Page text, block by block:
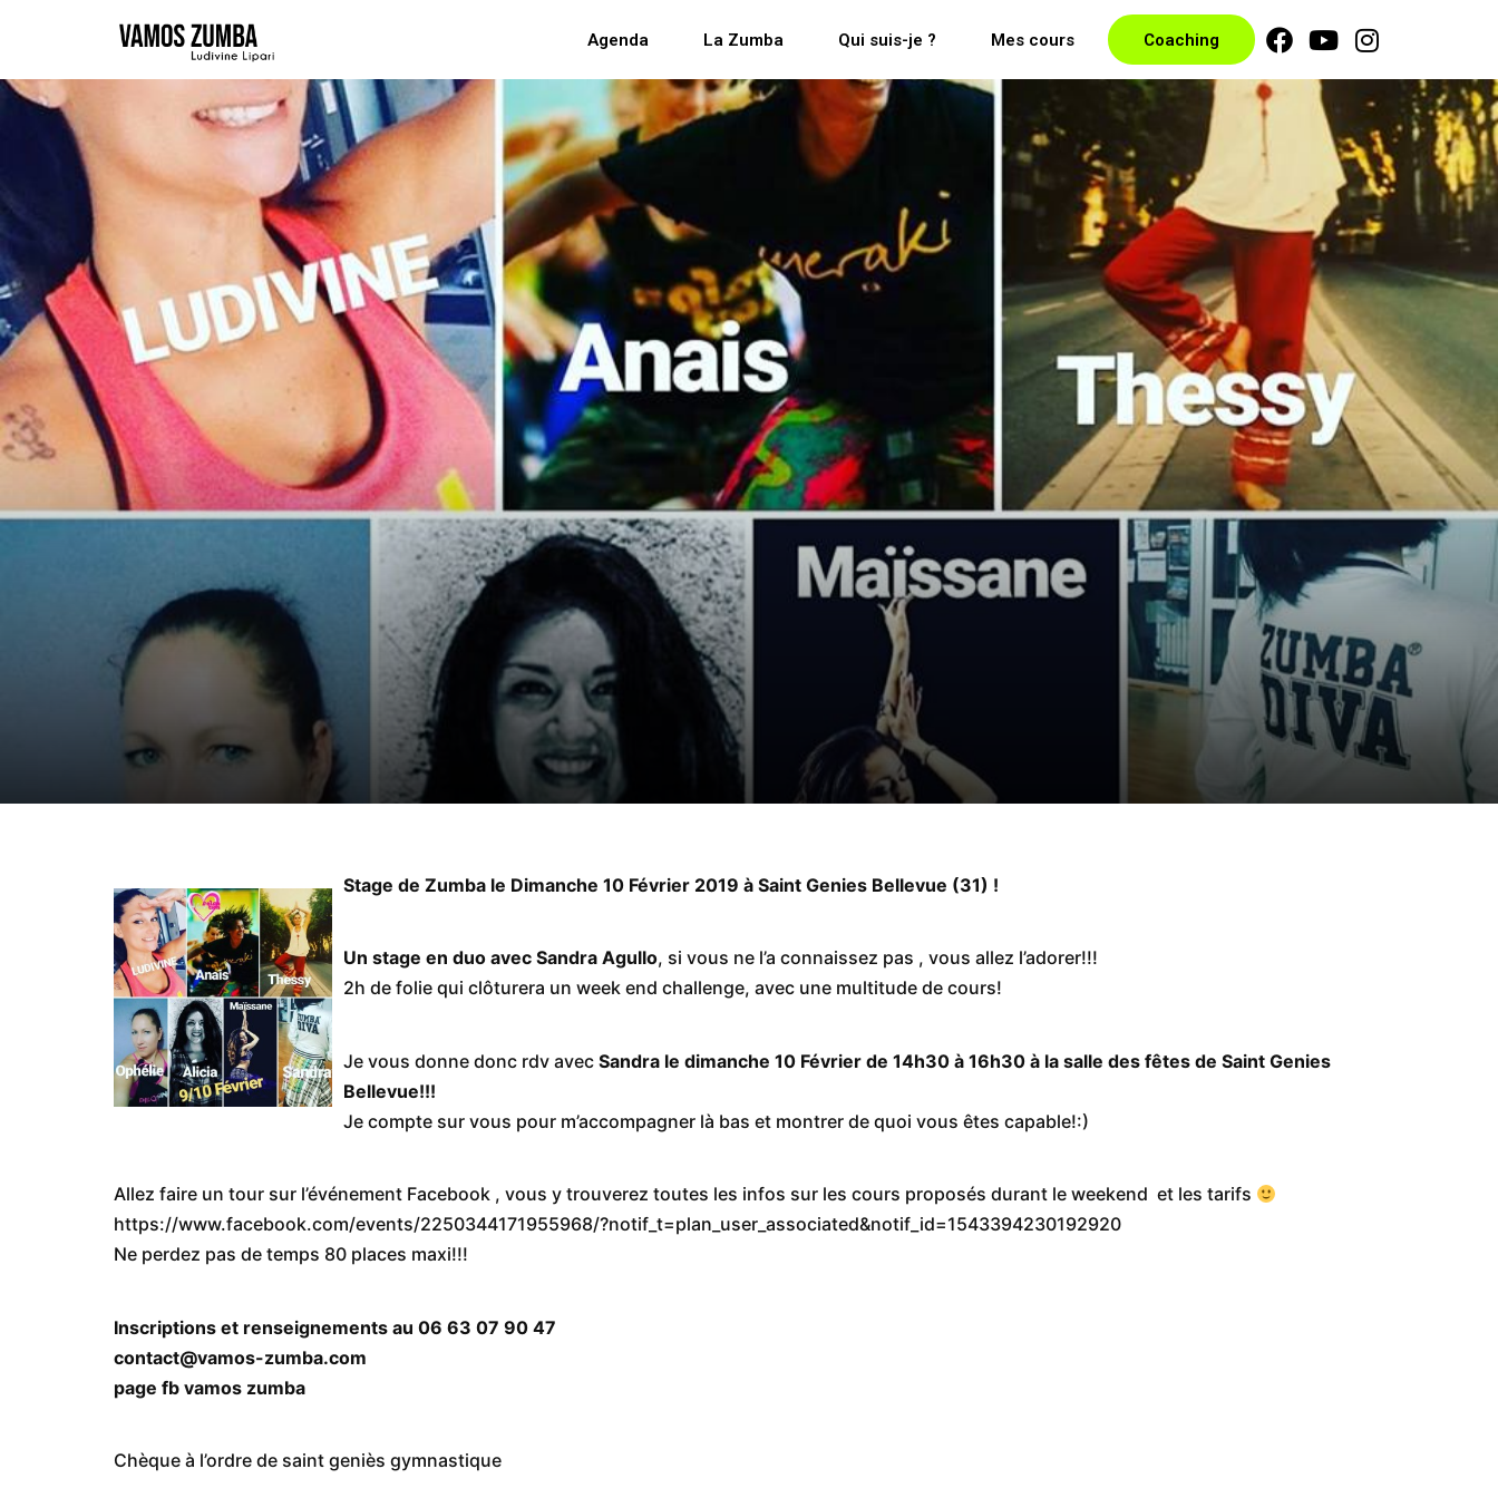
Agenda La Zumba Qui suis-je ? Mes cours Coaching
Stage de Zumba le Dimanche 10 Février 2019 à Saint Genies Bellevue (31) !
Un stage en duo avec Sandra Agullo, si vous ne l’a connaissez pas , vous allez l’adorer!!!
2h de folie qui clôturera un week end challenge, avec une multitude de cours!
Je vous donne donc rdv avec Sandra le dimanche 10 Février de 14h30 à 16h30 à la salle des fêtes de Saint Genies
Bellevue!!!
Je compte sur vous pour m’accompagner là bas et montrer de quoi vous êtes capable!:)
Allez faire un tour sur l’événement Facebook , vous y trouverez toutes les infos sur les cours proposés durant le weekend et les tarifs
https://www.facebook.com/events/2250344171955968/?notif_t=plan_user_associated&notif_id=1543394230192920
Ne perdez pas de temps 80 places maxi!!!
Inscriptions et renseignements au 06 63 07 90 47
contact@vamos-zumba.com
page fb vamos zumba
Chèque à l’ordre de saint geniès gymnastique